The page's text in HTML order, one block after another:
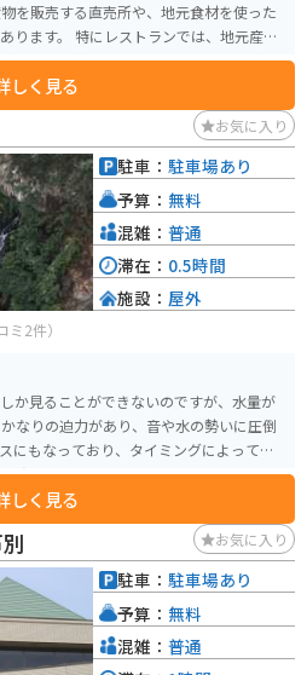
を販売する直売所や、地元食材を使った
では、地元産の
理や、季節の野菜をたっぷり使った料理
プやパンフレットなども置いてあるの
。周辺には、広大な牧場や風力発電の風
広がっているので、ツーリングにも最適
しく見る
お気に入り
ミ2件）
か見ることができないのですが、水量が
なりの迫力があり、音や水の勢いに圧倒
にもなっており、タイミングによっては
度は見たいスポットです。
しく見る
駐車： 駐車場あり
予算： 無料
混雑： 普通
滞在： 0.5時間
施設： 屋外
お気に入り
駐車： 駐車場あり
予算： 無料
混雑： 普通